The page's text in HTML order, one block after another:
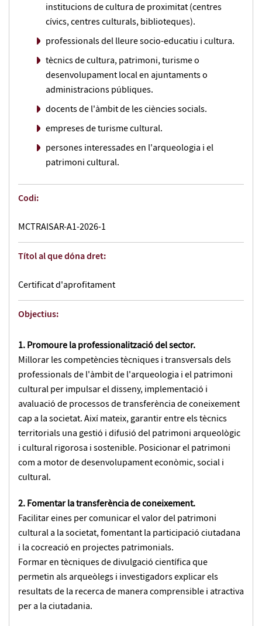
institucions de cultura de proximitat (centres
cívics, centres culturals, biblioteques).
professionals del lleure socio-educatiu i cultura.
tècnics de cultura, patrimoni, turisme o
desenvolupament local en ajuntaments o
administracions públiques.
docents de l'àmbit de les ciències socials.
empreses de turisme cultural.
persones interessades en l'arqueologia i el
patrimoni cultural.
Codi:
MCTRAISAR-A1-2026-1
Títol al que dóna dret:
Certificat d'aprofitament
Objectius:
1. Promoure la professionalització del sector.
Millorar les competències tècniques i transversals dels
professionals de l'àmbit de l'arqueologia i el patrimoni
cultural per impulsar el disseny, implementació i
avaluació de processos de transferència de coneixement
cap a la societat. Així mateix, garantir entre els tècnics
territorials una gestió i difusió del patrimoni arqueològic
i cultural rigorosa i sostenible. Posicionar el patrimoni
com a motor de desenvolupament econòmic, social i
cultural.
2. Fomentar la transferència de coneixement.
Facilitar eines per comunicar el valor del patrimoni
cultural a la societat, fomentant la participació ciutadana
i la cocreació en projectes patrimonials.
Formar en tècniques de divulgació científica que
permetin als arqueòlegs i investigadors explicar els
resultats de la recerca de manera comprensible i atractiva
per a la ciutadania.